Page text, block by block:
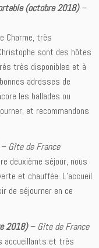
(octobre 2018)–
Charme, très
sont des hôtes
très disponibles et à
adresses de
les ballades ou
et recommandons
Gîte de France
deuxième séjour, nous
et chauffée. L’accueil
de séjourner en ce
2018)–Gîte de France
accueillants et très